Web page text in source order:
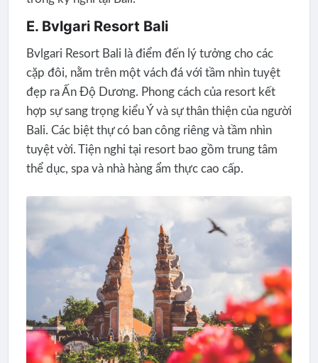
E. Bvlgari Resort Bali
Bvlgari Resort Bali là điểm đến lý tưởng cho các
cặp đôi, nằm trên một vách đá với tầm nhìn tuyệt
đẹp ra Ấn Độ Dương. Phong cách của resort kết
hợp sự sang trọng kiểu Ý và sự thân thiện của người
Bali. Các biệt thự có ban công riêng và tầm nhìn
tuyệt vời. Tiện nghi tại resort bao gồm trung tâm
thể dục, spa và nhà hàng ẩm thực cao cấp.